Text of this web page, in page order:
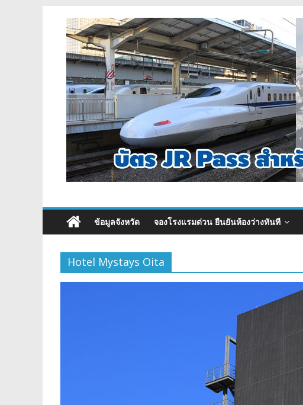
ข้อมูลจังหวัด จองโรงแรมด่วน ยืนยันห้องว่างทันที
Hotel Mystays Oita